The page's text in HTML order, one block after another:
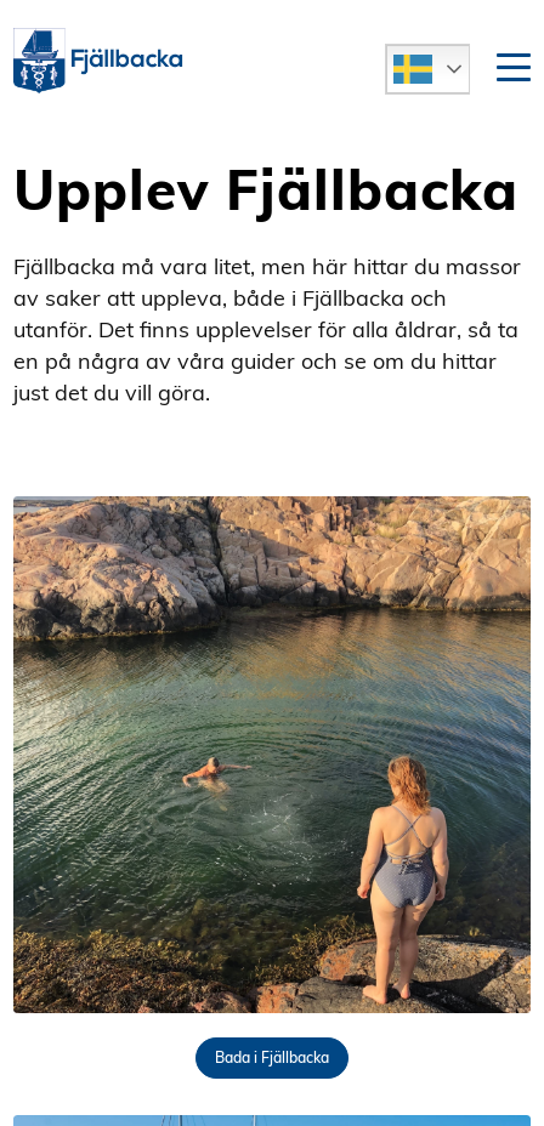
Upplev Fjällbacka
Fjällbacka må vara litet, men här hittar du massor
av saker att uppleva, både i Fjällbacka och
utanför. Det finns upplevelser för alla åldrar, så ta
en på några av våra guider och se om du hittar
just det du vill göra.
Bada i Fjällbacka